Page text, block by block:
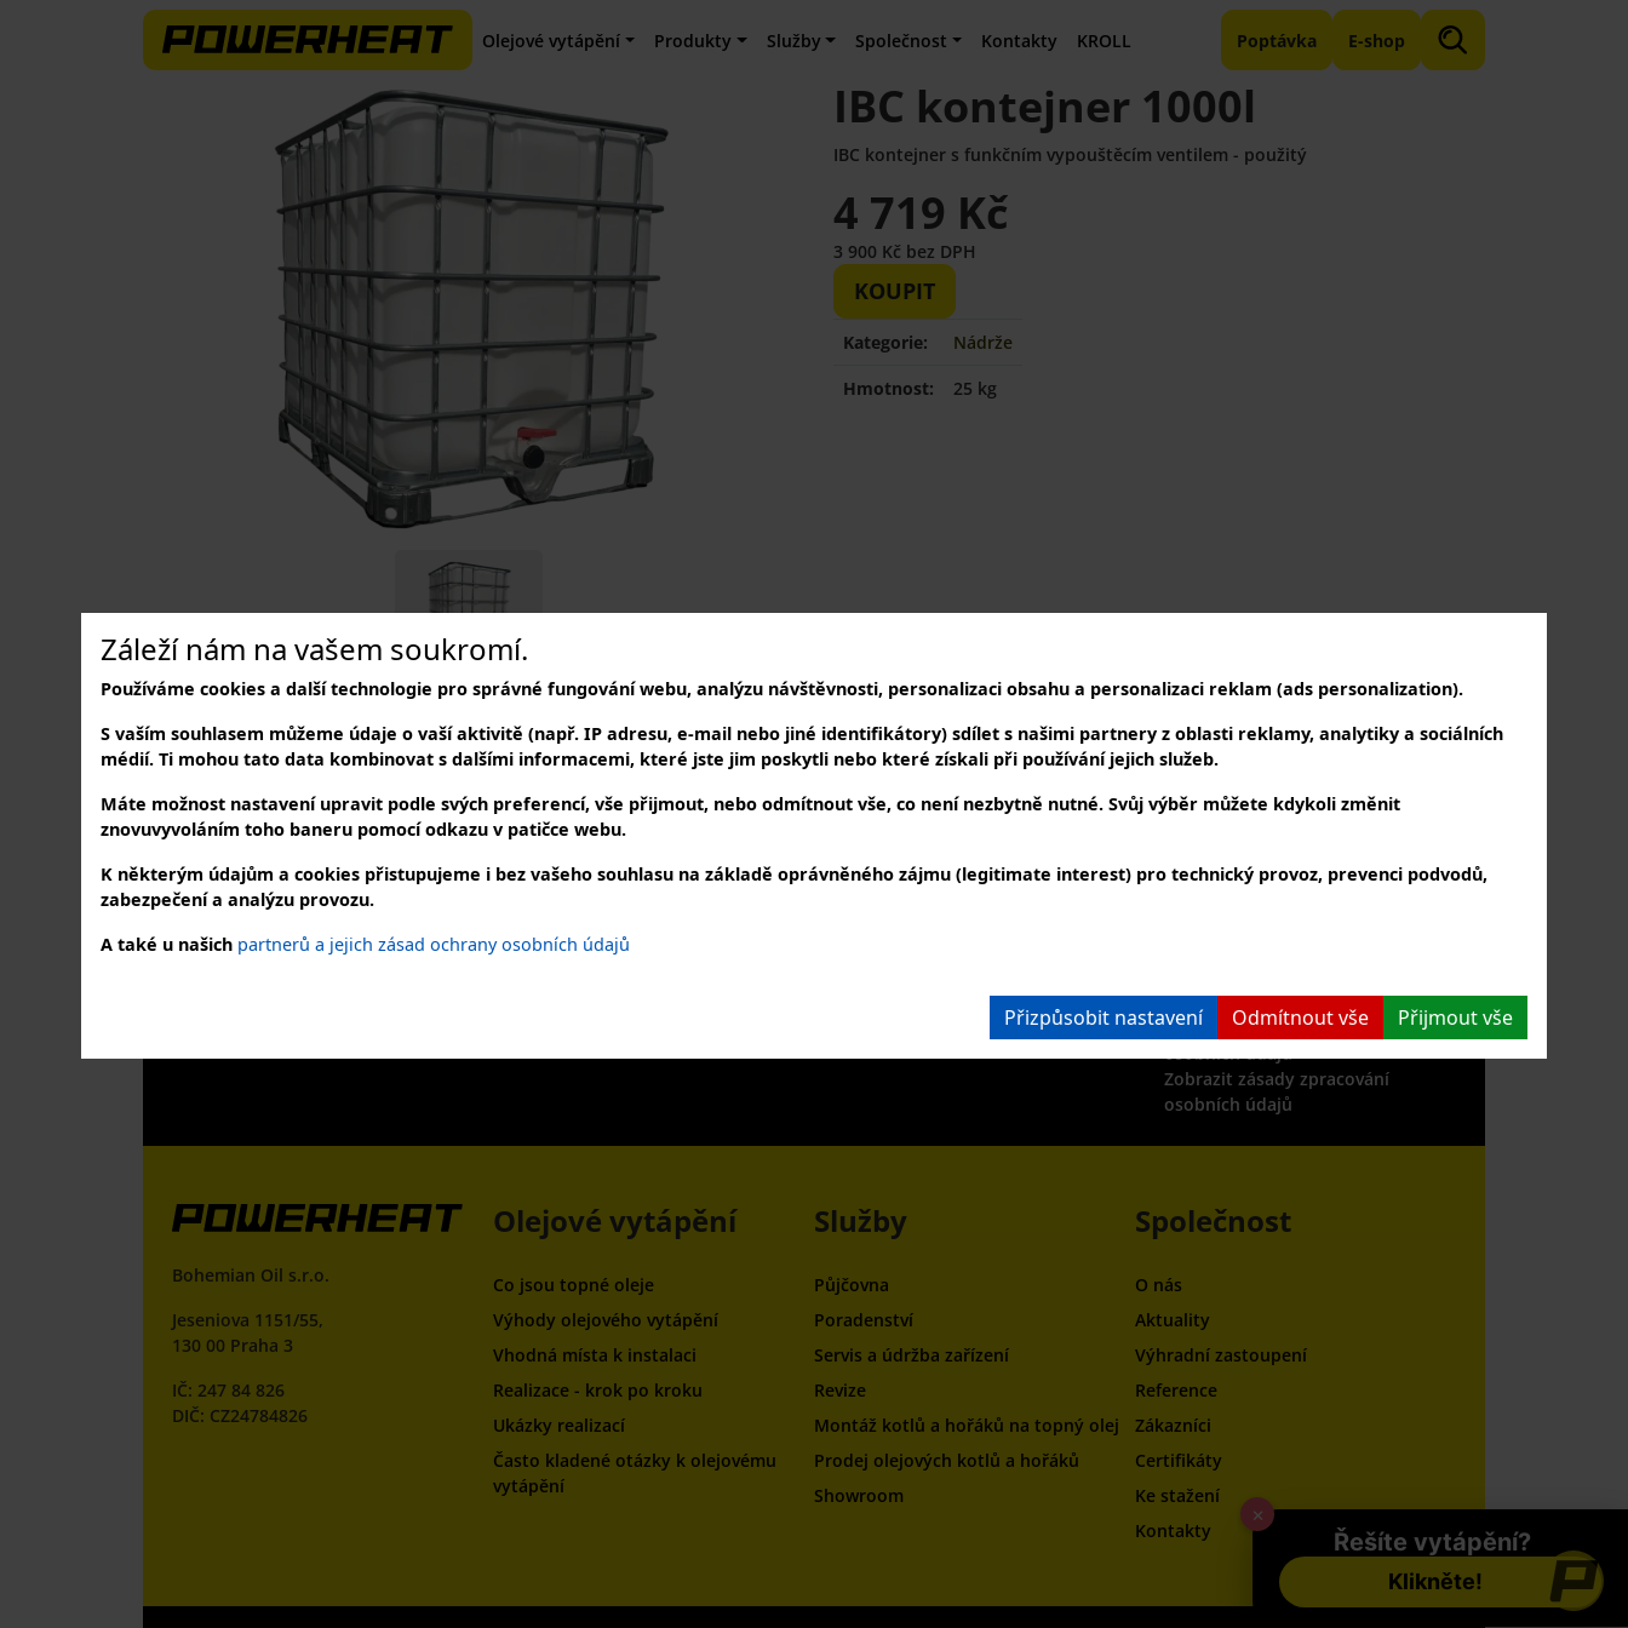
Záleží nám na vašem soukromí.
Používáme cookies a další technologie pro správné fungování webu, analýzu návštěvnosti, personalizaci obsahu a personalizaci reklam (ads personalization).
S vaším souhlasem můžeme údaje o vaší aktivitě (např. IP adresu, e-mail nebo jiné identifikátory) sdílet s našimi partnery z oblasti reklamy, analytiky a sociálních
médií. Ti mohou tato data kombinovat s dalšími informacemi, které jste jim poskytli nebo které získali při používání jejich služeb.
Máte možnost nastavení upravit podle svých preferencí, vše přijmout, nebo odmítnout vše, co není nezbytně nutné. Svůj výběr můžete kdykoli změnit
znovuvyvoláním toho baneru pomocí odkazu v patičce webu.
K některým údajům a cookies přistupujeme i bez vašeho souhlasu na základě oprávněného zájmu (legitimate interest) pro technický provoz, prevenci podvodů,
zabezpečení a analýzu provozu.
A také u našich partnerů a jejich zásad ochrany osobních údajů
Přizpůsobit nastavení Odmítnout vše Přijmout vše
Olejové vytápění Produkty Služby Společnost Kontakty KROLL Poptávka E-shop
IBC kontejner 1000l
IBC kontejner s funkčním vypouštěcím ventilem - použitý
4 719 Kč
3 900 Kč bez DPH
KOUPIT
Kategorie:
Nádrže
Hmotnost:
25 kg
Popis
v našem showroomu
na sociálních sítích
info@powerheat.cz,
info@bohemianoil.cz
Souhlasím se zpracováním
Zobrazit zásady zpracování
osobních údajů
Bohemian Oil s.r.o.
Jeseniova 1151/55,
130 00 Praha 3
IČ: 247 84 826
DIČ: CZ24784826
Olejové vytápění
Co jsou topné oleje
Výhody olejového vytápění
Vhodná místa k instalaci
Realizace - krok po kroku
Ukázky realizací
Často kladené otázky k olejovému
vytápění
Služby
Půjčovna
Poradenství
Servis a údržba zařízení
Revize
Montáž kotlů a hořáků na topný olej
Prodej olejových kotlů a hořáků
Showroom
Společnost
O nás
Aktuality
Výhradní zastoupení
Reference
Zákazníci
Certifikáty
Ke stažení
Kontakty
×
Řešíte vytápění?
Klikněte!